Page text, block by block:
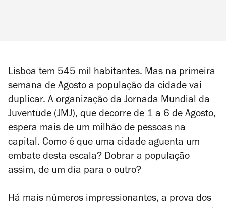
Lisboa tem 545 mil habitantes. Mas na primeira
semana de Agosto a população da cidade vai
duplicar. A organização da Jornada Mundial da
Juventude (JMJ), que decorre de 1 a 6 de Agosto,
espera mais de um milhão de pessoas na
capital. Como é que uma cidade aguenta um
embate desta escala? Dobrar a população
assim, de um dia para o outro?
Há mais números impressionantes, a prova dos